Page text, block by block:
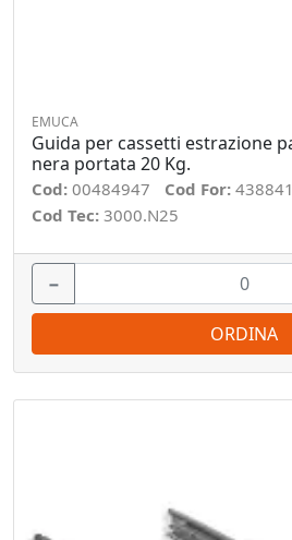
EMUCA
Guida per cassetti estrazione
nera portata 20 Kg.
Cod: 00484947 Cod For:
Cod Tec: 3000.N25
−
ORDINA